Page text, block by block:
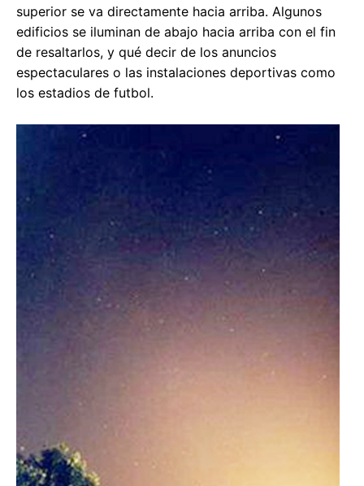
superior se va directamente hacia arriba. Algunos
edificios se iluminan de abajo hacia arriba con el fin
de resaltarlos, y qué decir de los anuncios
espectaculares o las instalaciones deportivas como
los estadios de futbol.